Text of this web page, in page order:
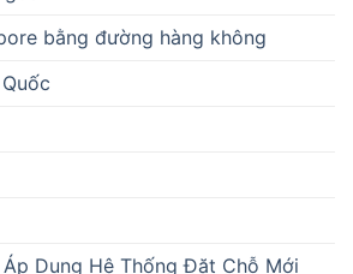
bằng đường hàng không
Áp Dụng Hệ Thống Đặt Chỗ Mới